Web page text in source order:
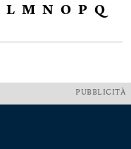
L M N O P Q
PUBBLICITÀ